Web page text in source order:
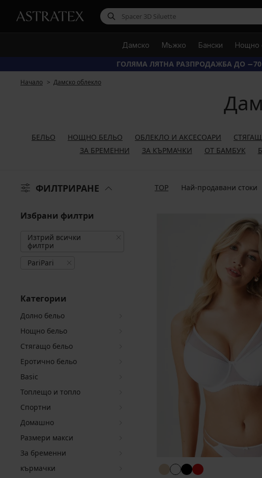
Дамско Мъжко Бански Нощно
ГОЛЯМА ЛЯТНА РАЗПРОДАЖБА ДО −70
Начало Дамско облекло
БЕЛЬО НОЩНО БЕЛЬО ОБЛЕКЛО И АКСЕСОАРИ
ЗА БРЕМЕННИ
ЗА КЪРМАЧКИ ОТ БАМБУК
ФИЛТРИРАНЕ TOP Най-продавани стоки
Избрани филтри
Изтрий всички
филтри
PariPari
Категории
Долно бельо
Нощно бельо
Стягащо бельо
Еротично бельо
Basic
Топлещо и топло
Спортни
Домашно
Размери макси
За бременни
кърмачки